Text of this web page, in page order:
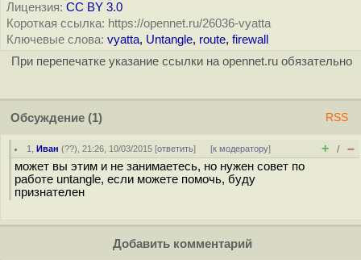
Лицензия: CC BY 3.0
Короткая ссылка: https://opennet.ru/26036-vyatta
Ключевые слова: vyatta, Untangle, route, firewall
При перепечатке указание ссылки на opennet.ru обязательно
Обсуждение (1) RSS
1 ,Иван (??), 21:26, 10/03/2015 [ответить] [к модератору] + / –
может вы этим и не занимаетесь, но нужен совет по
работе untangle, если можете помочь, буду
признателен
Добавить комментарий